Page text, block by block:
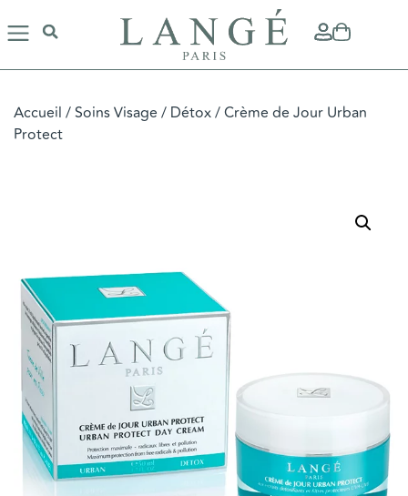
Accueil /Soins Visage / Détox/ Crème de Jour Urban
Protect